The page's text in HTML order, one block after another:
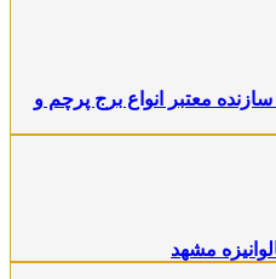
معتبر انواع برج پرچم و